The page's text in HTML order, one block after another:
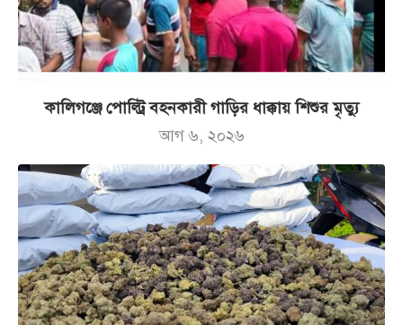
কালিগঞ্জে পোল্ট্রি বহনকারী গাড়ির ধাক্কায় শিশুর মৃত্যু
আগ ৬, ২০২৬